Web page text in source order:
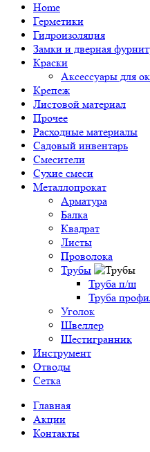
Home
Герметики
Гидроизоляция
Замки и дверная
Краски
Аксессуары для
Крепеж
Листовой материал
Прочее
Расходные материалы
Садовый инвентарь
Смесители
Сухие смеси
Металлопрокат
Арматура
Балка
Квадрат
Листы
Проволока
Трубы
Труба п/ш
Труба
Уголок
Швеллер
Шестигранник
Инструмент
Отводы
Сетка
Главная
Акции
Контакты